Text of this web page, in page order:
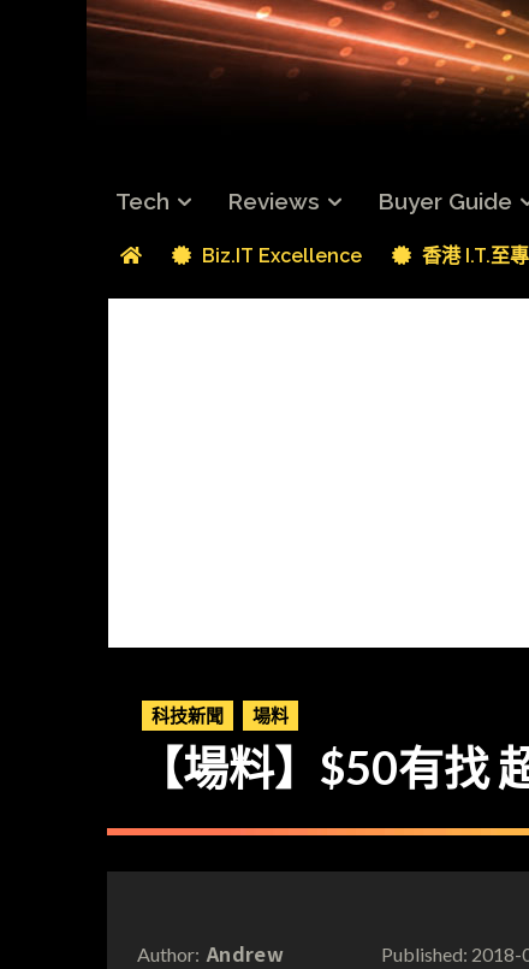
Tech Reviews Buyer Guide
Biz.IT Excellence 香港 I.T.至
科技新聞 場料
【場料】$50有找
Author: Andrew Published: 2018-